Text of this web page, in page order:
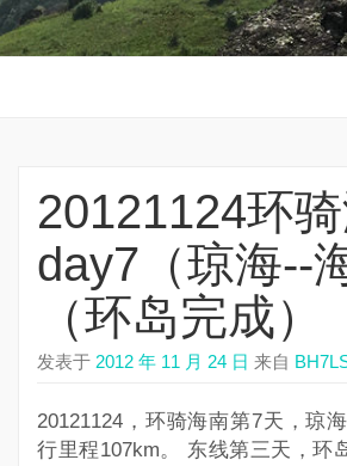
20121124环
day7（琼海--
（环岛完成）
发表于 2012 年 11 月 24 日 来自
20121124，环骑海南第7天，琼
行里程107km。 东线第三天，环